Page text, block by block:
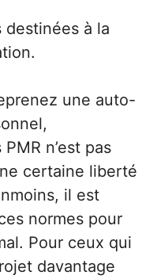
à la
une auto-
n’est pas
certaine liberté
il est
normes pour
Pour ceux qui
davantage